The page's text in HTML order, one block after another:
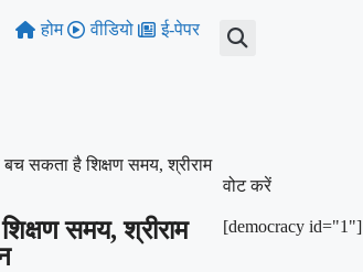
होम वीडियो ई-पेपर
सकता है शिक्षण समय, श्रीराम
समय, श्रीराम
वोट करें
[democracy id="1"]